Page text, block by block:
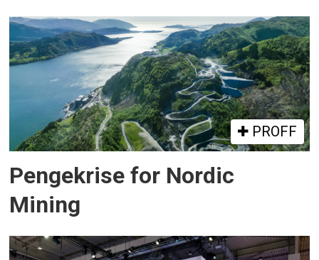
PROFF
Pengekrise for Nordic
Mining